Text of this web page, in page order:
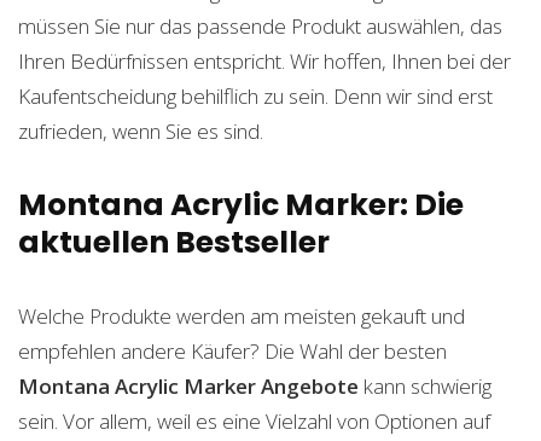
müssen Sie nur das passende Produkt auswählen, das
Ihren Bedürfnissen entspricht. Wir hoffen, Ihnen bei der
Kaufentscheidung behilflich zu sein. Denn wir sind erst
zufrieden, wenn Sie es sind.
Montana Acrylic Marker: Die
aktuellen Bestseller
Welche Produkte werden am meisten gekauft und
empfehlen andere Käufer? Die Wahl der besten
Montana Acrylic MarkerAngebote kann schwierig
sein. Vor allem, weil es eine Vielzahl von Optionen auf